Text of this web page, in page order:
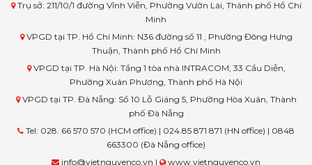
Trụ sở: 211/10/1 đường Vĩnh Viễn, Phường Vườn Lài, Thành phố Hồ Chí
Minh
VPGD tại TP. Hồ Chí Minh: N36 đường số 11 , Phường Đông Hưng
Thuận, Thành phố Hồ Chí Minh
VPGD tại TP. Hà Nội: Tầng 1 tòa nhà INTRACOM, 33 Cầu Diễn,
Phường Xuân Phương, Thành phố Hà Nội
VPGD tại TP. Đà Nẵng: Số 10 Lỗ Giáng 5, Phường Hòa Xuân, Thành
phố Đà Nẵng
Tel: 028. 66 570 570 (HCM office) | 024.85 871 871 (HN office) | 0848
663300 (Đà Nẵng office)
info@vietnguyenco.vn |
www.vietnguyenco.vn